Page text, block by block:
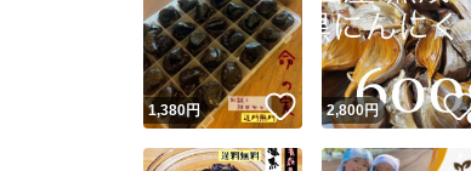
1,380円 いいね！
2,800円